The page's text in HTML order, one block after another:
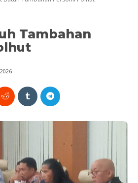
Tambahan